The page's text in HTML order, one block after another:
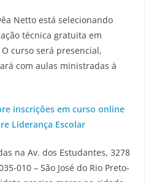
Netto está selecionando
técnica gratuita em
curso será presencial,
com aulas ministradas à
inscrições em curso online
Liderança Escolar
na Av. dos Estudantes, 3278
010 – São José do Rio Preto-